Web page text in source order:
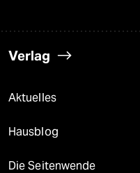
Verlag
Aktuelles
Hausblog
Die Seitenwende